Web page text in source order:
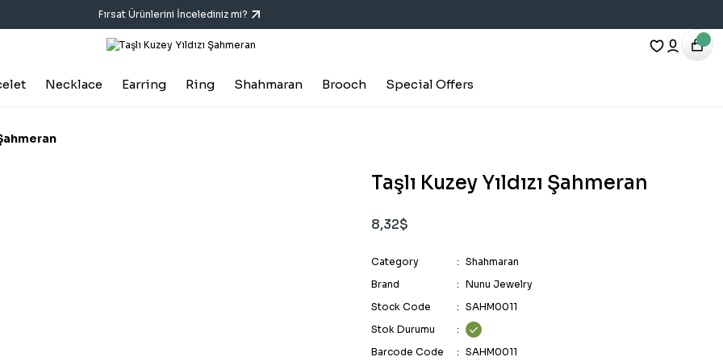
Fırsat Ürünlerini İncelediniz mi?
Necklace Earring Ring Shahmaran Brooch Special Offers
Taşlı Kuzey Yıldızı Şahmeran
8,32$
Category
Shahmaran
Brand
Nunu Jewelry
Stock Code
SAHM0011
Stok Durumu
Barcode Code
SAHM0011